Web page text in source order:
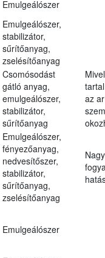
Emulgeálószer
Emulgeálószer,
stabilizátor,
sűrítőanyag,
zselésítőanyag
Csomósodást
gátló anyag,
emulgeálószer,
stabilizátor,
sűrítőanyag
az
Emulgeálószer,
fényezőanyag,
nedvesítőszer,
stabilizátor,
sűrítőanyag,
zselésítőanyag
Emulgeálószer